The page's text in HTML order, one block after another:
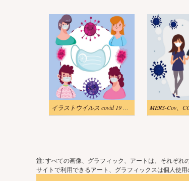
イラストウイルス covid 19 パンデミック、保護マスクを身に着けている若者 医療疾患 呼吸器ウイルス
注: すべての画像、グラフィック、アートは、それぞ
サイトで利用できるアート、グラフィックスは個人使